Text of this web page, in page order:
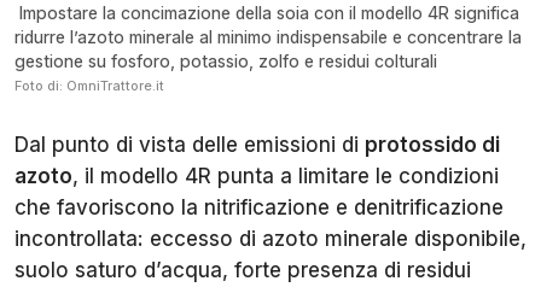
Impostare la concimazione della soia con il modello 4R significa
ridurre l’azoto minerale al minimo indispensabile e concentrare la
gestione su fosforo, potassio, zolfo e residui colturali
Foto di: OmniTrattore.it
Dal punto di vista delle emissioni di protossido di
azoto, il modello 4R punta a limitare le condizioni
che favoriscono la nitrificazione e denitrificazione
incontrollata: eccesso di azoto minerale disponibile,
suolo saturo d’acqua, forte presenza di residui